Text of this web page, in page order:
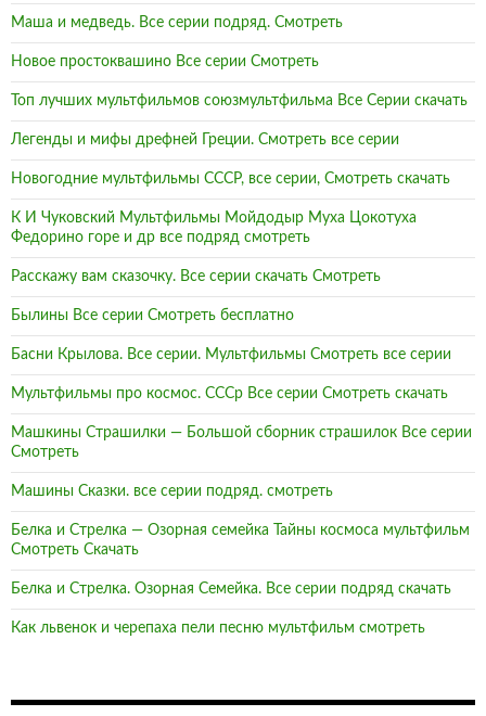
Маша и медведь. Все серии подряд. Смотреть
Новое простоквашино Все серии Смотреть
Топ лучших мультфильмов союзмультфильма Все Серии скачать
Легенды и мифы дрефней Греции. Смотреть все серии
Новогодние мультфильмы СССР, все серии, Смотреть скачать
К И Чуковский Мультфильмы Мойдодыр Муха Цокотуха
Федорино горе и др все подряд смотреть
Расскажу вам сказочку. Все серии скачать Смотреть
Былины Все серии Смотреть бесплатно
Басни Крылова. Все серии. Мультфильмы Смотреть все серии
Мультфильмы про космос. СССр Все серии Смотреть скачать
Машкины Страшилки — Большой сборник страшилок Все серии
Смотреть
Машины Сказки. все серии подряд. смотреть
Белка и Стрелка — Озорная семейка Тайны космоса мультфильм
Смотреть Скачать
Белка и Стрелка. Озорная Семейка. Все серии подряд скачать
Как львенок и черепаха пели песню мультфильм смотреть